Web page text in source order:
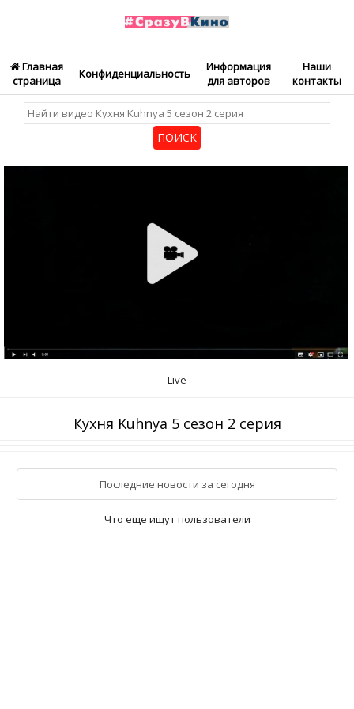
Главная
страница
Конфиденциальность
Информация
для авторов
Наши
контакты
Live
Кухня Kuhnya 5 сезон 2 серия
Последние новости за сегодня
Что еще ищут пользователи